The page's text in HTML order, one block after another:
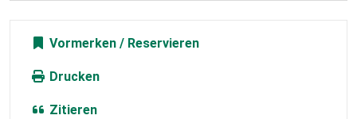
Vormerken
Drucken
Zitieren